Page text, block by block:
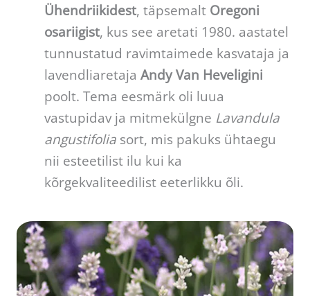
Ühendriikidest, täpsemalt Oregoni
osariigist, kus see aretati 1980. aastatel
tunnustatud ravimtaimede kasvataja ja
lavendliaretaja Andy Van Heveligini
poolt. Tema eesmärk oli luua
vastupidav ja mitmekülgne Lavandula
angustifolia sort, mis pakuks ühtaegu
nii esteetilist ilu kui ka
kõrgekvaliteedilist eeterlikku õli.